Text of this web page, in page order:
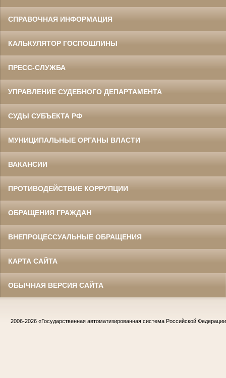
СПРАВОЧНАЯ ИНФОРМАЦИЯ
КАЛЬКУЛЯТОР ГОСПОШЛИНЫ
ПРЕСС-СЛУЖБА
УПРАВЛЕНИЕ СУДЕБНОГО ДЕПАРТАМЕНТА
СУДЫ СУБЪЕКТА РФ
МУНИЦИПАЛЬНЫЕ ОРГАНЫ ВЛАСТИ
ВАКАНСИИ
ПРОТИВОДЕЙСТВИЕ КОРРУПЦИИ
ОБРАЩЕНИЯ ГРАЖДАН
ВНЕПРОЦЕССУАЛЬНЫЕ ОБРАЩЕНИЯ
КАРТА САЙТА
ОБЫЧНАЯ ВЕРСИЯ САЙТА
2006-2026 «Государственная автоматизированная система Российской